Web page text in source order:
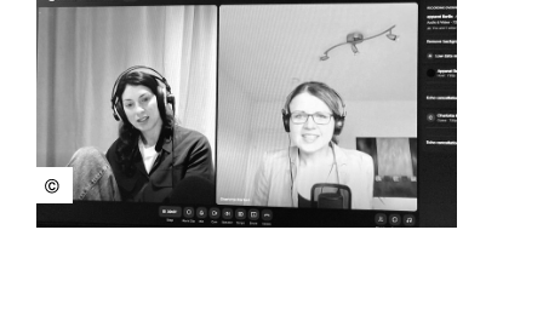
wissenschaftlich ran: Wenn
Menschen Pornos gucken,
empfangen sie in der Regel
hochattraktive Reize, oder anders
ausgedrückt: Pornos lösen bei
vielen Glücksgefühle aus.
Manche Menschen macht das